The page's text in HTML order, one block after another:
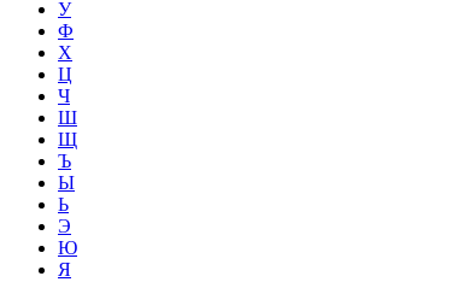
У
Ф
Х
Ц
Ч
Ш
Щ
Ъ
Ы
Ь
Э
Ю
Я